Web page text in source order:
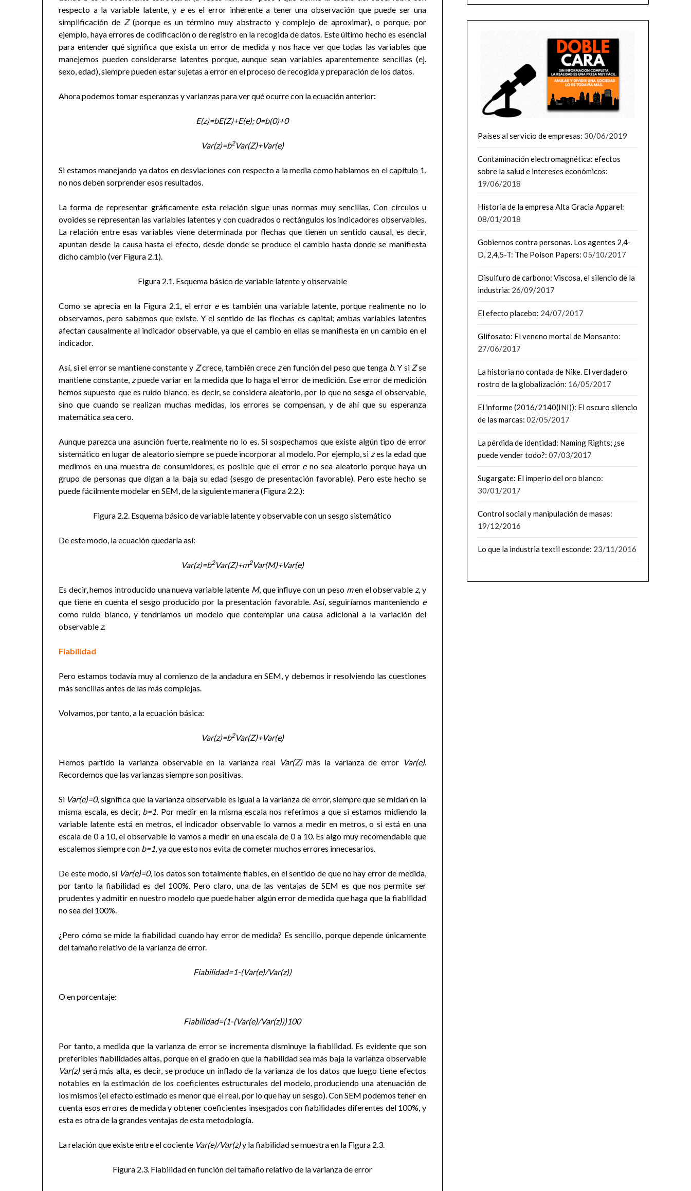
respecto a la variable latente, y ees el error inherente a tener una observación que puede ser una
simplificación de Z(porque es un término muy abstracto y complejo de aproximar), o porque, por
ejemplo, haya errores de codificación o de registro en la recogida de datos. Este último hecho es esencial
para entender qué significa que exista un error de medida y nos hace ver que todas las variables que
manejemos pueden considerarse latentes porque, aunque sean variables aparentemente sencillas (ej.
sexo, edad), siempre pueden estar sujetas a error en el proceso de recogida y preparación de los datos.
Ahora podemos tomar esperanzas y varianzas para ver qué ocurre con la ecuación anterior:
E(z)=bE(Z)+E(e); 0=b(0)+0
Var(z)=b2Var(Z)+Var(e)
Si estamos manejando ya datos en desviaciones con respecto a la media como hablamos en elcapítulo 1,
no nos deben sorprender esos resultados.
La forma de representar gráficamente esta relación sigue unas normas muy sencillas. Con círculos u
ovoides se representan las variables latentes y con cuadrados o rectángulos los indicadores observables.
La relación entre esas variables viene determinada por flechas que tienen un sentido causal, es decir,
apuntan desde la causa hasta el efecto, desde donde se produce el cambio hasta donde se manifiesta
dicho cambio (ver Figura 2.1).
Figura 2.1. Esquema básico de variable latente y observable
Como se aprecia en la Figura 2.1, el error ees también una variable latente, porque realmente no lo
observamos, pero sabemos que existe. Y el sentido de las flechas es capital; ambas variables latentes
afectan causalmente al indicador observable, ya que el cambio en ellas se manifiesta en un cambio en el
indicador.
Así, si el error se mantiene constante y Zcrece, también crece zen función del peso que tenga b. Y si Zse
mantiene constante, zpuede variar en la medida que lo haga el error de medición. Ese error de medición
hemos supuesto que es ruido blanco, es decir, se considera aleatorio, por lo que no sesga el observable,
sino que cuando se realizan muchas medidas, los errores se compensan, y de ahí que su esperanza
matemática sea cero.
Aunque parezca una asunción fuerte, realmente no lo es. Si sospechamos que existe algún tipo de error
sistemático en lugar de aleatorio siempre se puede incorporar al modelo. Por ejemplo, si zes la edad que
medimos en una muestra de consumidores, es posible que el error eno sea aleatorio porque haya un
grupo de personas que digan a la baja su edad (sesgo de presentación favorable). Pero este hecho se
puede fácilmente modelar en SEM, de la siguiente manera (Figura 2.2.):
Figura 2.2. Esquema básico de variable latente y observable con un sesgo sistemático
De este modo, la ecuación quedaría así:
Var(z)=b2Var(Z)+m2Var(M)+Var(e)
Es decir, hemos introducido una nueva variable latente M, que influye con un peso men el observable z, y
que tiene en cuenta el sesgo producido por la presentación favorable. Así, seguiríamos manteniendo e
como ruido blanco, y tendríamos un modelo que contemplar una causa adicional a la variación del
observable z.
Fiabilidad
Pero estamos todavía muy al comienzo de la andadura en SEM, y debemos ir resolviendo las cuestiones
más sencillas antes de las más complejas.
Volvamos, por tanto, a la ecuación básica:
Var(z)=b2Var(Z)+Var(e)
Hemos partido la varianza observable en la varianza real Var(Z)más la varianza de error Var(e).
Recordemos que las varianzas siempre son positivas.
Si Var(e)=0, significa que la varianza observable es igual a la varianza de error, siempre que se midan en la
misma escala, es decir, b=1. Por medir en la misma escala nos referimos a que si estamos midiendo la
variable latente está en metros, el indicador observable lo vamos a medir en metros, o si está en una
escala de 0 a 10, el observable lo vamos a medir en una escala de 0 a 10. Es algo muy recomendable que
escalemos siempre con b=1, ya que esto nos evita de cometer muchos errores innecesarios.
De este modo, si Var(e)=0, los datos son totalmente fiables, en el sentido de que no hay error de medida,
por tanto la fiabilidad es del 100%. Pero claro, una de las ventajas de SEM es que nos permite ser
prudentes y admitir en nuestro modelo que puede haber algún error de medida que haga que la fiabilidad
no sea del 100%.
¿Pero cómo se mide la fiabilidad cuando hay error de medida? Es sencillo, porque depende únicamente
del tamaño relativo de la varianza de error.
Fiabilidad=1-(Var(e)/Var(z))
O en porcentaje:
Fiabilidad=(1-(Var(e)/Var(z)))100
Por tanto, a medida que la varianza de error se incrementa disminuye la fiabilidad. Es evidente que son
preferibles fiabilidades altas, porque en el grado en que la fiabilidad sea más baja la varianza observable
Var(z)será más alta, es decir, se produce un inflado de la varianza de los datos que luego tiene efectos
notables en la estimación de los coeficientes estructurales del modelo, produciendo una atenuación de
los mismos (el efecto estimado es menor que el real, por lo que hay un sesgo). Con SEM podemos tener en
cuenta esos errores de medida y obtener coeficientes insesgados con fiabilidades diferentes del 100%, y
esta es otra de la grandes ventajas de esta metodología.
La relación que existe entre el cociente Var(e)/Var(z)y la fiabilidad se muestra en la Figura 2.3.
Figura 2.3. Fiabilidad en función del tamaño relativo de la varianza de error
Países al servicio de empresas: 30/06/2019
Contaminación electromagnética: efectos
sobre la salud e intereses económicos:
19/06/2018
Historia de la empresa Alta Gracia Apparel:
08/01/2018
Gobiernos contra personas. Los agentes 2,4-
D, 2,4,5-T: The Poison Papers: 05/10/2017
Disulfuro de carbono: Viscosa, el silencio de la
industria: 26/09/2017
El efecto placebo: 24/07/2017
Glifosato: El veneno mortal de Monsanto:
27/06/2017
La historia no contada de Nike. El verdadero
rostro de la globalización: 16/05/2017
El informe (2016/2140(INI)): El oscuro silencio
de las marcas: 02/05/2017
La pérdida de identidad: Naming Rights; ¿se
puede vender todo?: 07/03/2017
Sugargate: El imperio del oro blanco:
30/01/2017
Control social y manipulación de masas:
19/12/2016
Lo que la industria textil esconde: 23/11/2016